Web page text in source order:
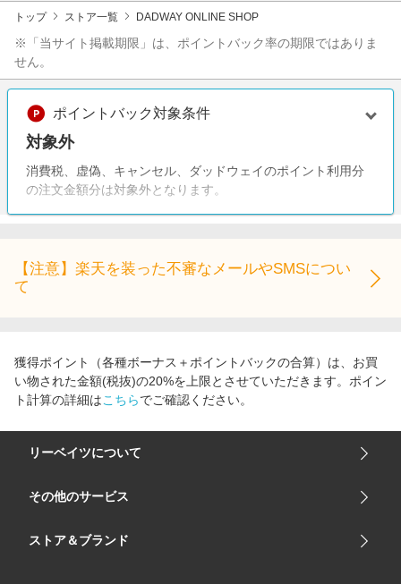
トップ ストア一覧 DADWAY ONLINE SHOP
※「当サイト掲載期限」は、ポイントバック率の期限ではありま
せん。
ポイントバック対象条件
対象外
消費税、虚偽、キャンセル、ダッドウェイのポイント利用分
の注文金額分は対象外となります。
【注意】楽天を装った不審なメールやSMSについ
て
獲得ポイント（各種ボーナス＋ポイントバックの合算）は、お買
い物された金額(税抜)の20%を上限とさせていただきます。ポイン
ト計算の詳細はこちらでご確認ください。
リーベイツについて
会社概要
サイトマップ
その他のサービス
楽天市場
ストア＆ブランド